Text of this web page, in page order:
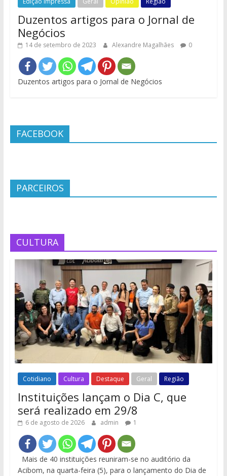
Duzentos artigos para o Jornal de
Negócios
14 de setembro de 2023 Alexandre Magalhães 0
Duzentos artigos para o Jornal de Negócios
FACEBOOK
PARCEIROS
CULTURA
Cotidiano Cultura Destaque Geral Região
Instituições lançam o Dia C, que
será realizado em 29/8
6 de agosto de 2026 admin 1
Mais de 40 instituições reuniram-se no auditório da
Acibom, na quarta-feira (5), para o lançamento do Dia de